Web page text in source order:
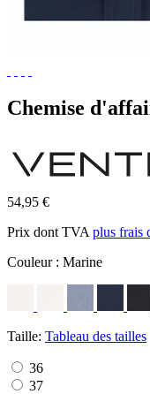
Chemise
54,95 €
Prix dont TVA plus frais
Couleur : Marine
Taille: Tableau des tailles
36
37